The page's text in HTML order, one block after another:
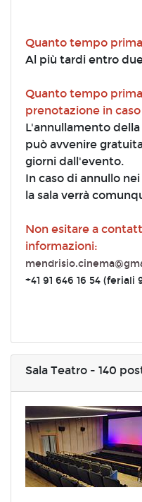
Quanto tempo
Al più tardi entro
Quanto tempo
prenotazione in
L'annullamento
può avvenire
giorni dall'evento.
In caso di annullo
la sala verrà
Non esitare a
informazioni:
+41 91 646 16 54 (feriali
Sala Teatro - 140